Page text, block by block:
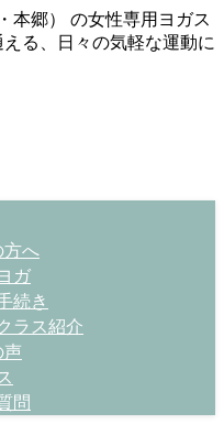
本郷） の女性専用ヨガス
る、日々の気軽な運動に
方へ
ガ
続き
ラス紹介
声
問